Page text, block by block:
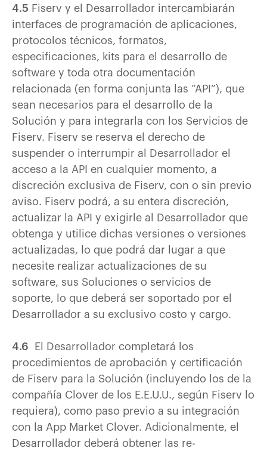
4.5 Fiserv y el Desarrollador intercambiarán
interfaces de programación de aplicaciones,
protocolos técnicos, formatos,
especificaciones, kits para el desarrollo de
software y toda otra documentación
relacionada (en forma conjunta las “API”), que
sean necesarios para el desarrollo de la
Solución y para integrarla con los Servicios de
Fiserv. Fiserv se reserva el derecho de
suspender o interrumpir al Desarrollador el
acceso a la API en cualquier momento, a
discreción exclusiva de Fiserv, con o sin previo
aviso. Fiserv podrá, a su entera discreción,
actualizar la API y exigirle al Desarrollador que
obtenga y utilice dichas versiones o versiones
actualizadas, lo que podrá dar lugar a que
necesite realizar actualizaciones de su
software, sus Soluciones o servicios de
soporte, lo que deberá ser soportado por el
Desarrollador a su exclusivo costo y cargo.
4.6 El Desarrollador completará los
procedimientos de aprobación y certificación
de Fiserv para la Solución (incluyendo los de la
compañía Clover de los E.E.U.U., según Fiserv lo
requiera), como paso previo a su integración
con la App Market Clover. Adicionalmente, el
Desarrollador deberá obtener las re-